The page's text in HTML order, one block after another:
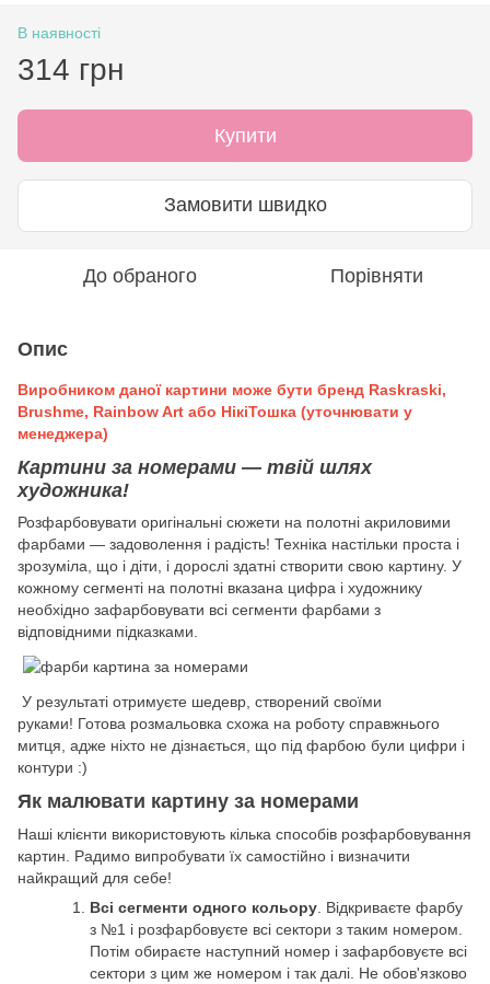
В наявності
314 грн
Купити
Замовити швидко
До обраного Порівняти
Опис
Виробником даної картини може бути бренд Raskraski,
Brushme, Rainbow Art або НікіТошка (уточнювати у
менеджера)
Картини за номерами — твій шлях
художника!
Розфарбовувати оригінальні сюжети на полотні акриловими
фарбами — задоволення і радість! Техніка настільки проста і
зрозуміла, що і діти, і дорослі здатні створити свою картину. У
кожному сегменті на полотні вказана цифра і художнику
необхідно зафарбовувати всі сегменти фарбами з
відповідними підказками.
У результаті отримуєте шедевр, створений своїми
руками! Готова розмальовка схожа на роботу справжнього
митця, адже ніхто не дізнається, що під фарбою були цифри і
контури :)
Як малювати картину за номерами
Наші клієнти використовують кілька способів розфарбовування
картин. Радимо випробувати їх самостійно і визначити
найкращий для себе!
Всі сегменти одного кольору . Відкриваєте фарбу
з №1 і розфарбовуєте всі сектори з таким номером.
Потім обираєте наступний номер і зафарбовуєте всі
сектори з цим же номером і так далі. Не обов'язково